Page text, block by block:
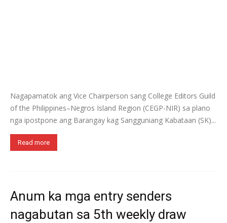
Nagapamatok ang Vice Chairperson sang College Editors Guild
of the Philippines–Negros Island Region (CEGP-NIR) sa plano
nga ipostpone ang Barangay kag Sangguniang Kabataan (SK)...
Read more
Anum ka mga entry senders
nagabutan sa 5th weekly draw